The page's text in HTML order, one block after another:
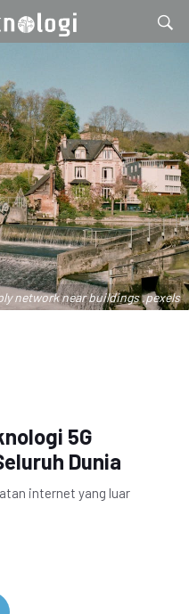
network near buildings .pexels
5G
Dunia
internet yang luar